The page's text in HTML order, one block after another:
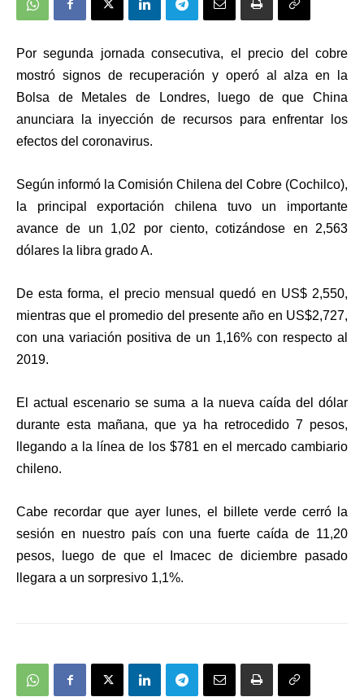
Por segunda jornada consecutiva, el precio del cobre
mostró signos de recuperación y operó al alza en la
Bolsa de Metales de Londres, luego de que China
anunciara la inyección de recursos para enfrentar los
efectos del coronavirus.
Según informó la Comisión Chilena del Cobre (Cochilco),
la principal exportación chilena tuvo un importante
avance de un 1,02 por ciento, cotizándose en 2,563
dólares la libra grado A.
De esta forma, el precio mensual quedó en US$ 2,550,
mientras que el promedio del presente año en US$2,727,
con una variación positiva de un 1,16% con respecto al
2019.
El actual escenario se suma a la nueva caída del dólar
durante esta mañana, que ya ha retrocedido 7 pesos,
llegando a la línea de los $781 en el mercado cambiario
chileno.
Cabe recordar que ayer lunes, el billete verde cerró la
sesión en nuestro país con una fuerte caída de 11,20
pesos, luego de que el Imacec de diciembre pasado
llegara a un sorpresivo 1,1%.